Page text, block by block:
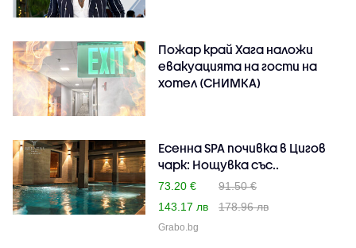
Пожар край Хага наложи
евакуацията на гости на
хотел (СНИМКА)
Есенна SPA почивка в Цигов
чарк: Нощувка със..
73.20 €
91.50 €
143.17 лв
178.96 лв
Grabo.bg